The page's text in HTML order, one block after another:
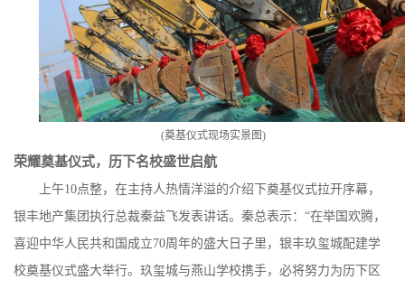
(奠基仪式现场实景图)
荣耀奠基仪式，历下名校盛世启航
上午10点整，在主持人热情洋溢的介绍下奠基仪式拉开序幕，
银丰地产集团执行总裁秦益飞发表讲话。秦总表示：“在举国欢腾，
喜迎中华人民共和国成立70周年的盛大日子里，银丰玖玺城配建学
校奠基仪式盛大举行。玖玺城与燕山学校携手，必将努力为历下区